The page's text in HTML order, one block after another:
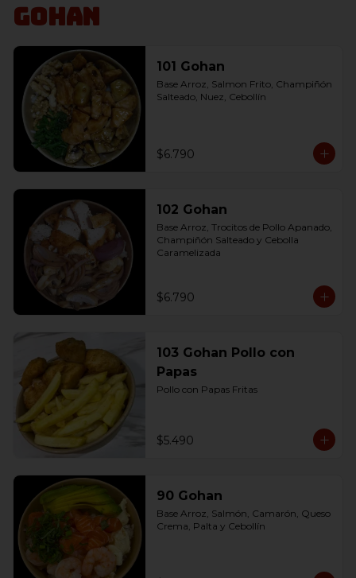
Gohan
101 Gohan
Base Arroz, Salmon Frito, Champiñón
Salteado, Nuez, Cebollín
$6.790
102 Gohan
Base Arroz, Trocitos de Pollo Apanado,
Champiñón Salteado y Cebolla
Caramelizada
$6.790
103 Gohan Pollo con
Papas
Pollo con Papas Fritas
$5.490
90 Gohan
Base Arroz, Salmón, Camarón, Queso
Crema, Palta y Cebollín